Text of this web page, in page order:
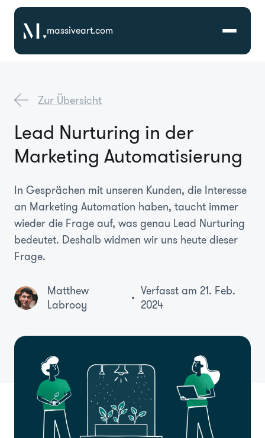
massiveart.com
Referenzen
Branchen
Karriere
Über Uns
Zur Übersicht
Lead Nurturing in der
Marketing Automatisierung
In Gesprächen mit unseren Kunden, die Interesse
an Marketing Automation haben, taucht immer
wieder die Frage auf, was genau Lead Nurturing
bedeutet. Deshalb widmen wir uns heute dieser
Frage.
Matthew
Labrooy
Verfasst am 21. Feb.
2024